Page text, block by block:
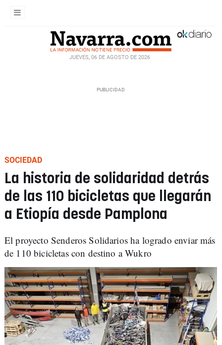
JUEVES, 06 DE AGOSTO DE 2026
SOCIEDAD
La historia de solidaridad detrás
de las 110 bicicletas que llegarán
a Etiopía desde Pamplona
El proyecto Senderos Solidarios ha logrado enviar más
de 110 bicicletas con destino a Wukro